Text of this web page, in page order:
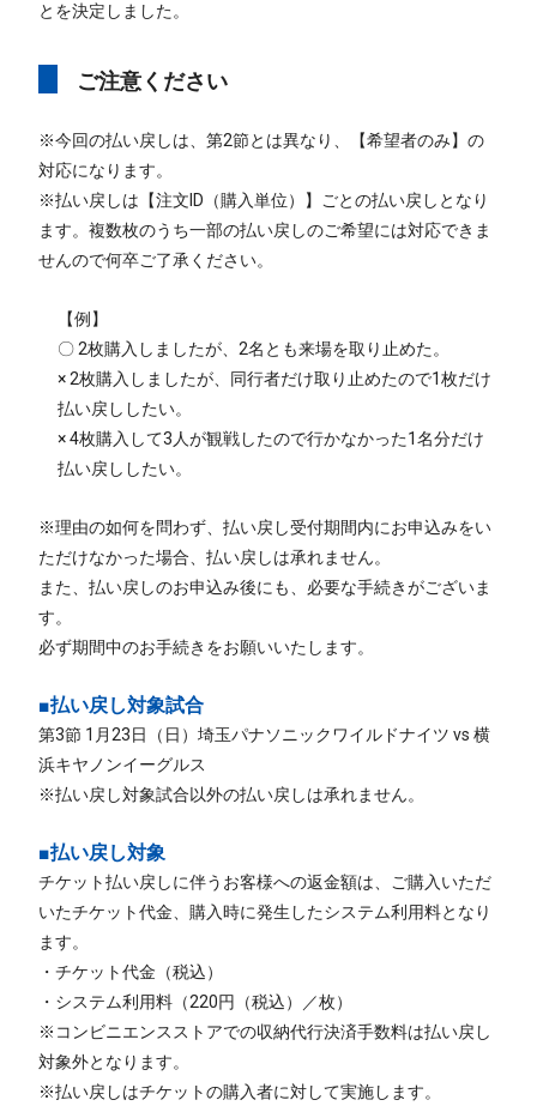
とを決定しました。
ご注意ください
※今回の払い戻しは、第2節とは異なり、【希望者のみ】の
対応になります。
※払い戻しは【注文ID（購入単位）】ごとの払い戻しとなり
ます。複数枚のうち一部の払い戻しのご希望には対応できま
せんので何卒ご了承ください。
【例】
〇 2枚購入しましたが、2名とも来場を取り止めた。
× 2枚購入しましたが、同行者だけ取り止めたので1枚だけ
払い戻ししたい。
× 4枚購入して3人が観戦したので行かなかった1名分だけ
払い戻ししたい。
※理由の如何を問わず、払い戻し受付期間内にお申込みをい
ただけなかった場合、払い戻しは承れません。
また、払い戻しのお申込み後にも、必要な手続きがございま
す。
必ず期間中のお手続きをお願いいたします。
■払い戻し対象試合
第3節 1月23日（日）埼玉パナソニックワイルドナイツ vs 横
浜キヤノンイーグルス
※払い戻し対象試合以外の払い戻しは承れません。
■払い戻し対象
チケット払い戻しに伴うお客様への返金額は、ご購入いただ
いたチケット代金、購入時に発生したシステム利用料となり
ます。
・チケット代金（税込）
・システム利用料（220円（税込）／枚）
※コンビニエンスストアでの収納代行決済手数料は払い戻し
対象外となります。
※払い戻しはチケットの購入者に対して実施します。